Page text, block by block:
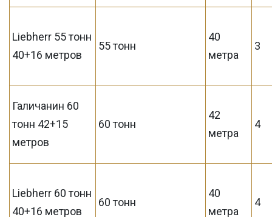
Liebherr 55 тонн
40+16 метров
55 тонн
40
метра
3
Галичанин 60
тонн 42+15
метров
60 тонн
42
метра
4
Liebherr 60 тонн
40+16 метров
60 тонн
40
метра
4